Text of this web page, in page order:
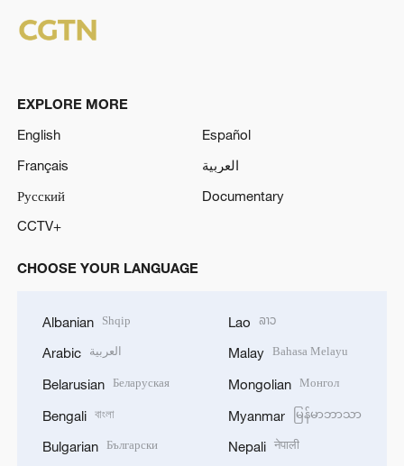
EXPLORE MORE
English
Español
Français
العربية
Русский
Documentary
CCTV+
CHOOSE YOUR LANGUAGE
Albanian Shqip
Arabic العربية
Belarusian Беларуская
Bengali বাংলা
Bulgarian Български
Lao ລາວ
Malay Bahasa Melayu
Mongolian Монгол
Myanmar မြန်မာဘာသာ
Nepali नेपाली